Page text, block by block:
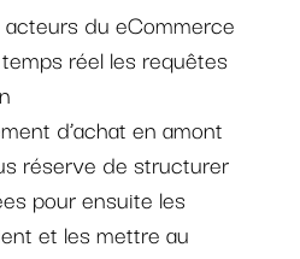
du eCommerce
réel les requêtes
d’achat en amont
réserve de structurer
pour ensuite les
et les mettre au